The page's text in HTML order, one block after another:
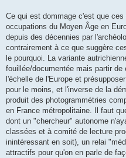
Ce qui est dommage c'est que
occupations du Moyen Âge en
depuis des décennies par
contrairement à ce que suggère
le pourquoi. La variante
fouillée/documentée mais partir
l'échelle de l'Europe et
pour le moins, et l'inverse de la
produit des photogrammétries
en France métropolitaine. Il faut
dont un "chercheur" autonome
classées et à comité de lecture
inintéressant en soit), un relai
attractifs pour qu'on en parle de